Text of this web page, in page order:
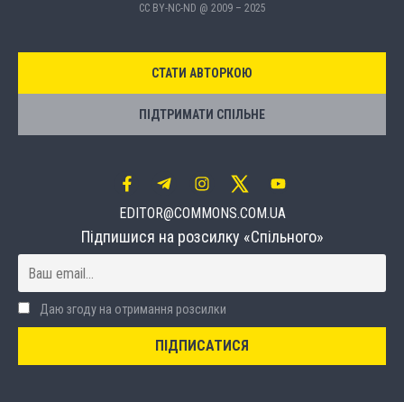
CC BY-NC-ND @ 2009 – 2025
СТАТИ АВТОРКОЮ
ПІДТРИМАТИ СПІЛЬНЕ
EDITOR@COMMONS.COM.UA
Підпишися на розсилку «Спільного»
Даю згоду на отримання розсилки